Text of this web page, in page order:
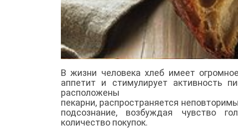
В жизни человека хлеб имеет
аппетит и стимулирует активность
расположены
пекарни, распространяется
подсознание, возбуждая чувство
количество покупок.